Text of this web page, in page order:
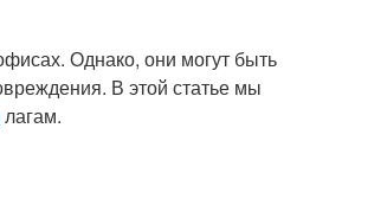
Однако, они могут быть
В этой статье мы
лагам.